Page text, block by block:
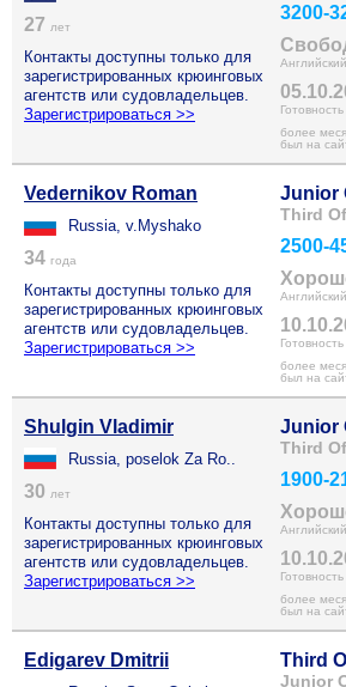
27 лет
Контакты доступны только для
зарегистрированных крюинговых
агентств или судовладельцев.
Зарегистрироваться >>
3200-
Английский
Готовность
более
был на
Vedernikov Roman
Russia, v.Myshako
34 года
Контакты доступны только для
зарегистрированных крюинговых
агентств или судовладельцев.
Зарегистрироваться >>
Junior
Third
2500-
Английский
Готовность
более
был на
Shulgin Vladimir
Russia, poselok Za Ro..
30 лет
Контакты доступны только для
зарегистрированных крюинговых
агентств или судовладельцев.
Зарегистрироваться >>
Junior
Third
1900-
Английский
Готовность
более
был на
Edigarev Dmitrii Third
Junior